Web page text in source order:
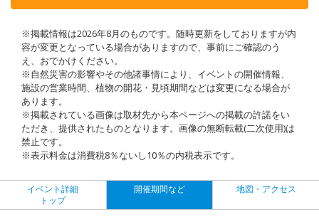
※掲載情報は2026年8月のものです。随時更新をしておりますが内
容が変更となっている場合がありますので、事前にご確認のう
え、おでかけください。
※自然災害の影響やその他諸事情により、イベントの開催情報、
施設の営業時間、植物の開花・見頃期間などは変更になる場合が
あります。
※掲載されている画像は取材先から本ページへの掲載の許諾をい
ただき、提供されたものとなります。画像の無断転載(二次使用)は
禁止です。
※表示料金は消費税8％ないし10％の内税表示です。
イベント詳細
トップ
開催期間など 地図・アクセス